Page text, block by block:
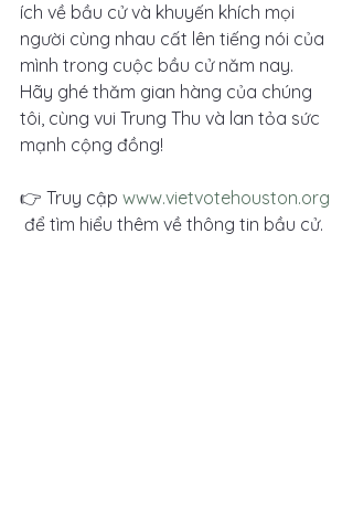
ích về bầu cử và khuyến khích mọi
người cùng nhau cất lên tiếng nói của
mình trong cuộc bầu cử năm nay.
Hãy ghé thăm gian hàng của chúng
tôi, cùng vui Trung Thu và lan tỏa sức
mạnh cộng đồng!
👉 Truy cập www.vietvotehouston.org
để tìm hiểu thêm về thông tin bầu cử.